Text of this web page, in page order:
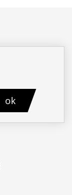
ok